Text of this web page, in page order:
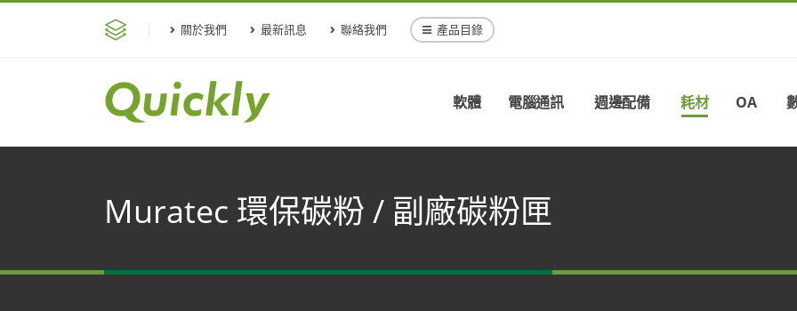
關於我們 最新訊息 聯絡我們 產品目錄
軟體 電腦通訊 週邊配備 耗材 OA
Muratec 環保碳粉 / 副廠碳粉匣